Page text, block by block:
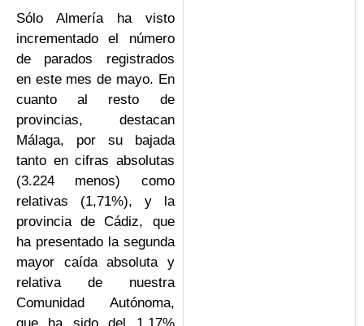
Sólo Almería ha visto
incrementado el número
de parados registrados
en este mes de mayo. En
cuanto al resto de
provincias, destacan
Málaga, por su bajada
tanto en cifras absolutas
(3.224 menos) como
relativas (1,71%), y la
provincia de Cádiz, que
ha presentado la segunda
mayor caída absoluta y
relativa de nuestra
Comunidad Autónoma,